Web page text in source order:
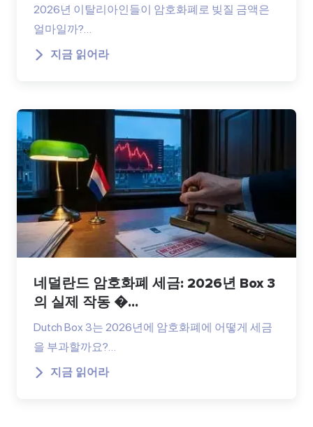
2026년 이탈리아인들이 암호화폐로 빚질 금액은
얼마일까?…
지금 읽어라
네덜란드 암호화폐 세금: 2026년 Box 3
의 실제 작동 �...
Dutch Box 3는 2026년에 암호화폐에 어떻게 세금
을 부과할까요?…
지금 읽어라